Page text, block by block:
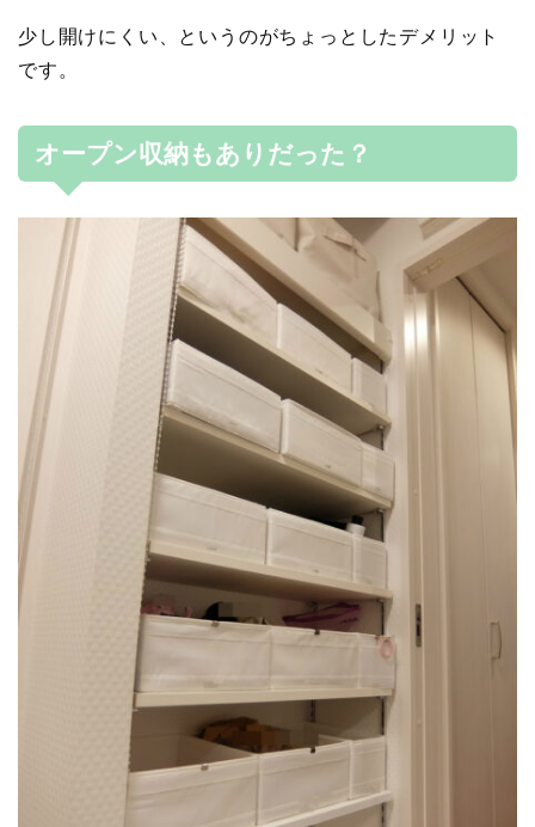
少し開けにくい、というのがちょっとしたデメリット
です。
オープン収納もありだった？